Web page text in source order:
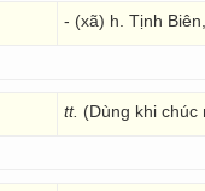
- (xã) h. Tịnh
tt. (Dùng khi